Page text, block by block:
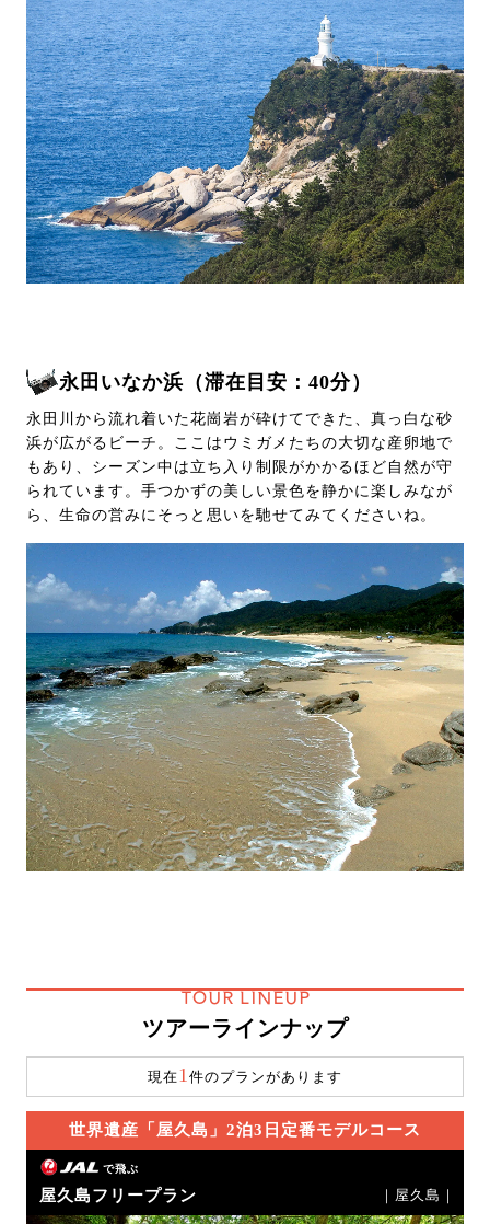
永田いなか浜（滞在目安：40分）
永田川から流れ着いた花崗岩が砕けてできた、真っ白な砂
浜が広がるビーチ。ここはウミガメたちの大切な産卵地で
もあり、シーズン中は立ち入り制限がかかるほど自然が守
られています。手つかずの美しい景色を静かに楽しみなが
ら、生命の営みにそっと思いを馳せてみてくださいね。
TOUR LINEUP
ツアーラインナップ
現在1件のプランがあります
世界遺産「屋久島」2泊3日定番モデルコース
で飛ぶ
屋久島フリープラン ｜屋久島｜